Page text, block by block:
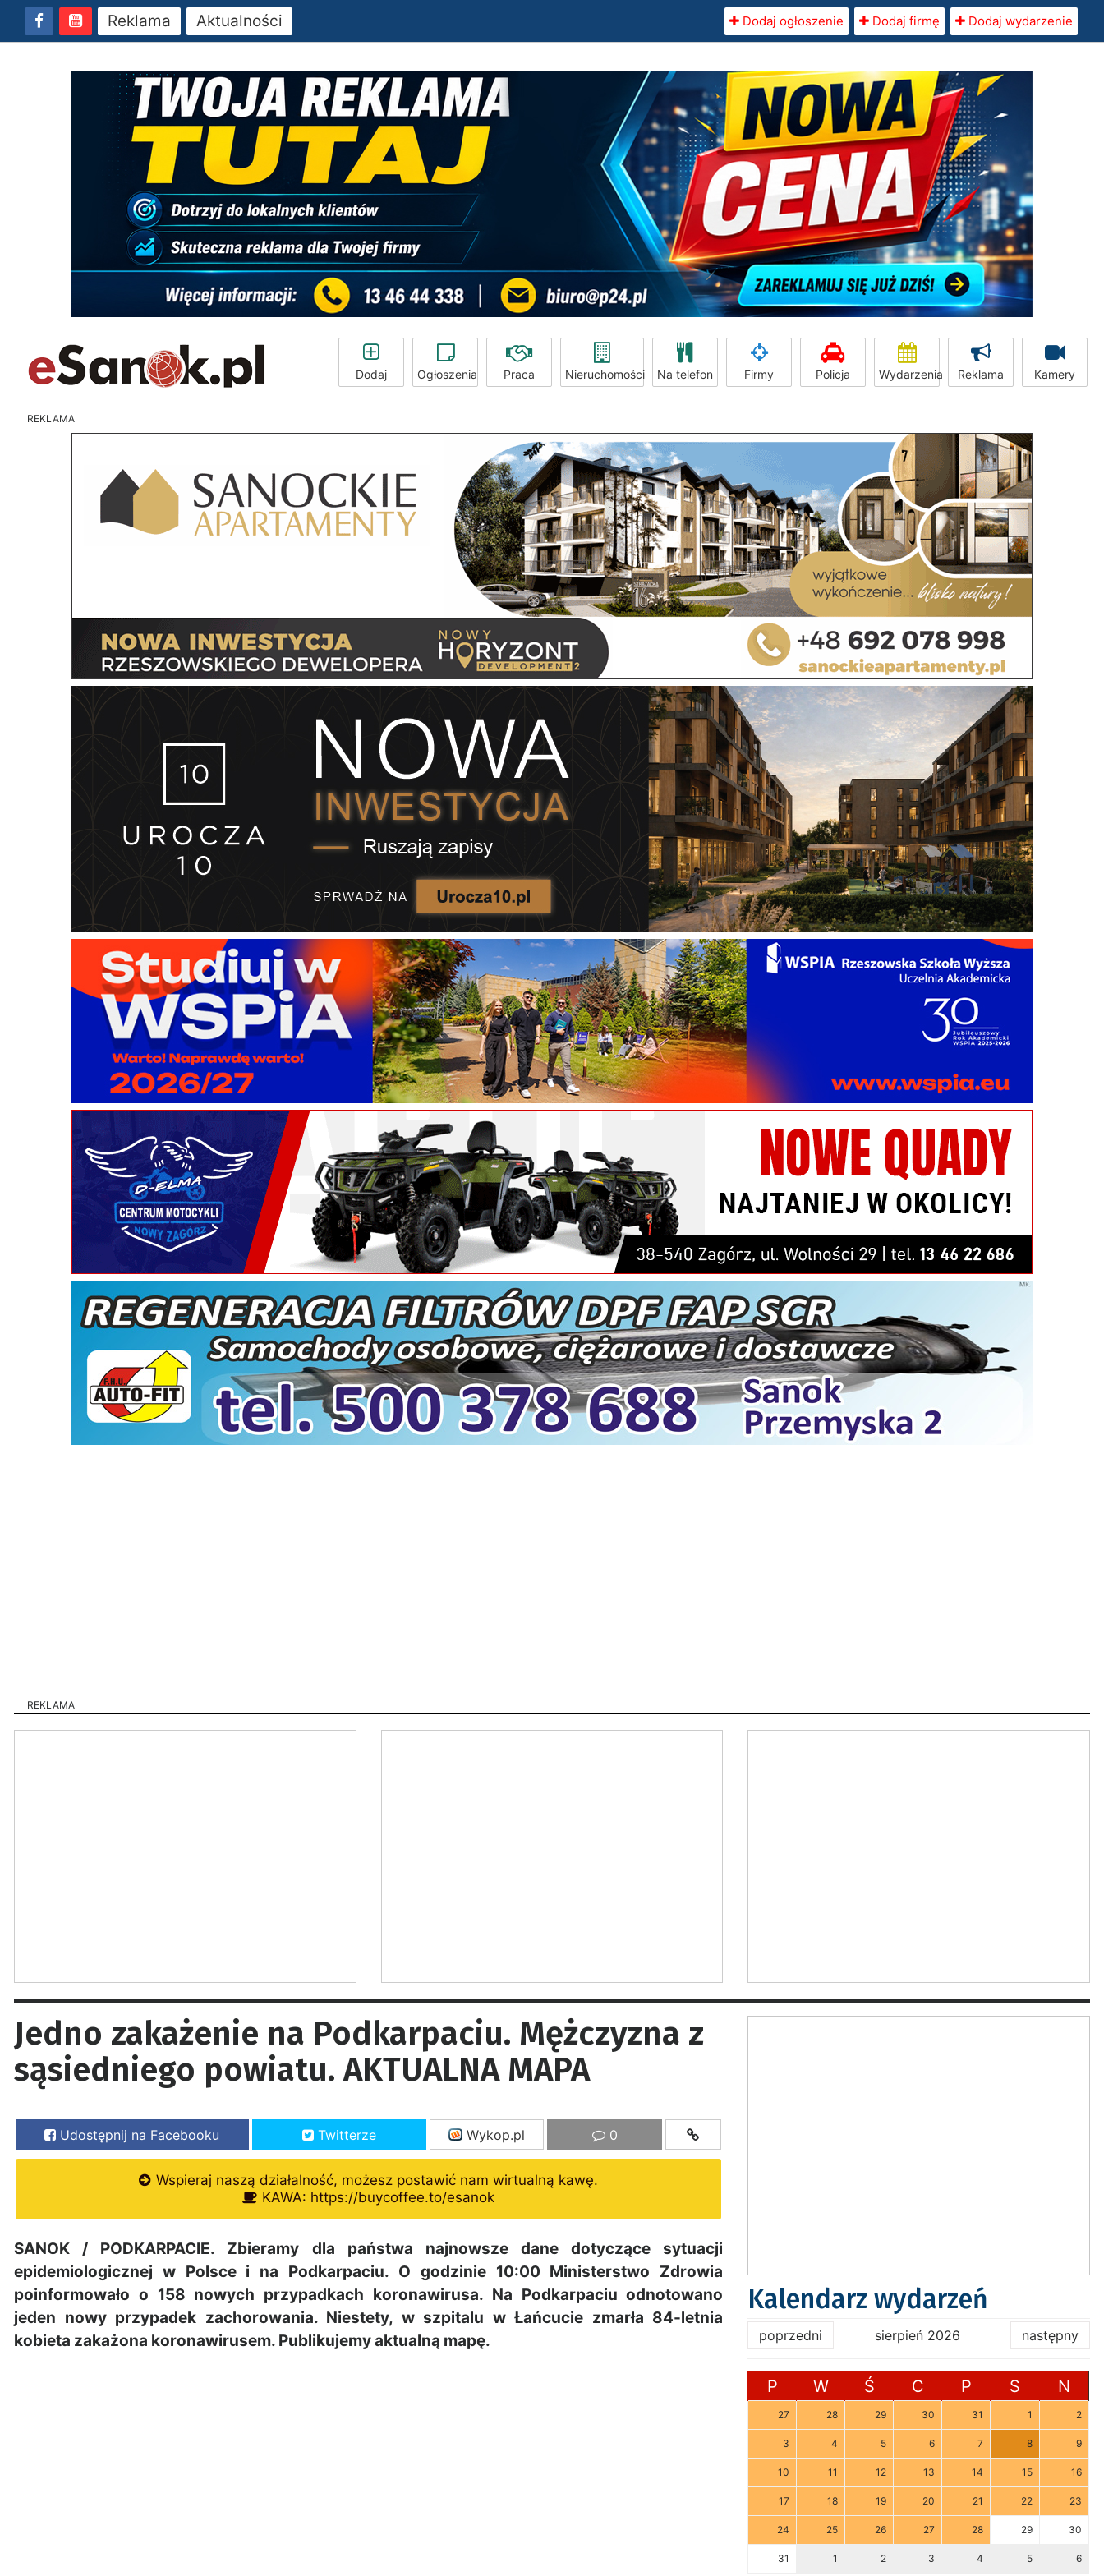
Reklama Aktualności Dodaj ogłoszenie Dodaj firmę Dodaj wydarzenie
Dodaj Ogłoszenia Praca Nieruchomości Na telefon Firmy Policja Wydarzenia Reklama Kamery
REKLAMA
REKLAMA
Jedno zakażenie na Podkarpaciu. Mężczyzna z
sąsiedniego powiatu. AKTUALNA MAPA
Udostępnij na Facebooku Twitterze Wykop.pl 0
Wspieraj naszą działalność, możesz postawić nam wirtualną kawę.
KAWA: https://buycoffee.to/esanok
SANOK / PODKARPACIE. Zbieramy dla państwa najnowsze dane dotyczące sytuacji
epidemiologicznej w Polsce i na Podkarpaciu. O godzinie 10:00 Ministerstwo Zdrowia
poinformowało o 158 nowych przypadkach koronawirusa. Na Podkarpaciu odnotowano
jeden nowy przypadek zachorowania. Niestety, w szpitalu w Łańcucie zmarła 84-letnia
kobieta zakażona koronawirusem. Publikujemy aktualną mapę.
Kalendarz wydarzeń
poprzedni sierpień 2026 następny
P W Ś C P S N
27 28 29 30 31 1 2
3 4 5 6 7 8 9
10 11 12 13 14 15 16
17 18 19 20 21 22 23
24 25 26 27 28 29 30
31 1 2 3 4 5 6